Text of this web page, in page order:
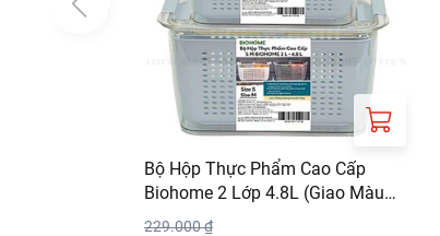
Bộ Hộp Thực Phẩm Cao Cấp
Biohome 2 Lớp 4.8L (Giao Màu
Ngẫu Nhiên)
229.000 ₫